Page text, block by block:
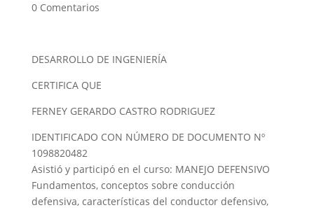
0 Comentarios
DESARROLLO DE INGENIERÍA
CERTIFICA QUE
FERNEY GERARDO CASTRO RODRIGUEZ
IDENTIFICADO CON NÚMERO DE DOCUMENTO Nº
1098820482
Asistió y participó en el curso: MANEJO DEFENSIVO
Fundamentos, conceptos sobre conducción
defensiva, características del conductor defensivo,